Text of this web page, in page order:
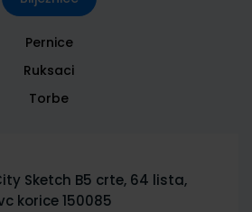
Pernice
Ruksaci
Torbe
Sketch B5 crte, 64 lista,
korice 150085